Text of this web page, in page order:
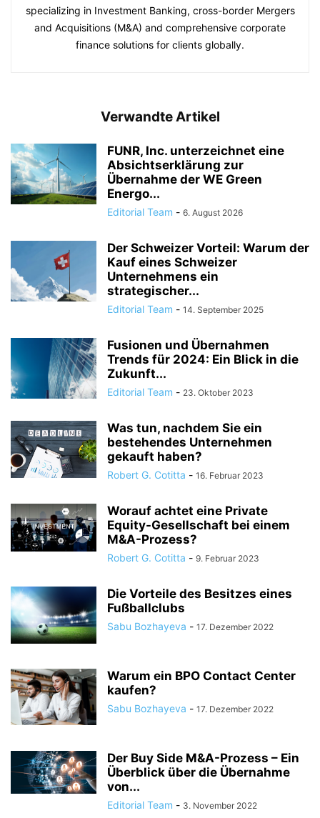
specializing in Investment Banking, cross-border Mergers
and Acquisitions (M&A) and comprehensive corporate
finance solutions for clients globally.
Verwandte Artikel
FUNR, Inc. unterzeichnet eine
Absichtserklärung zur
Übernahme der WE Green
Energo...
Editorial Team - 6. August 2026
Der Schweizer Vorteil: Warum der
Kauf eines Schweizer
Unternehmens ein
strategischer...
Editorial Team - 14. September 2025
Fusionen und Übernahmen
Trends für 2024: Ein Blick in die
Zukunft...
Editorial Team - 23. Oktober 2023
Was tun, nachdem Sie ein
bestehendes Unternehmen
gekauft haben?
Robert G. Cotitta - 16. Februar 2023
Worauf achtet eine Private
Equity-Gesellschaft bei einem
M&A-Prozess?
Robert G. Cotitta - 9. Februar 2023
Die Vorteile des Besitzes eines
Fußballclubs
Sabu Bozhayeva - 17. Dezember 2022
Warum ein BPO Contact Center
kaufen?
Sabu Bozhayeva - 17. Dezember 2022
Der Buy Side M&A-Prozess – Ein
Überblick über die Übernahme
von...
Editorial Team - 3. November 2022